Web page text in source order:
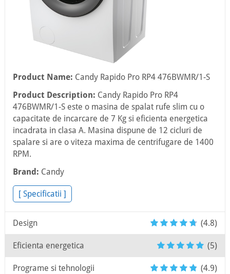
Product Name: Candy Rapido Pro RP4 476BWMR/1-S
Product Description: Candy Rapido Pro RP4
476BWMR/1-S este o masina de spalat rufe slim cu o
capacitate de incarcare de 7 Kg si eficienta energetica
incadrata in clasa A. Masina dispune de 12 cicluri de
spalare si are o viteza maxima de centrifugare de 1400
RPM.
Brand: Candy
[ Specificatii ]
Design (4.8)
Eficienta energetica (5)
Programe si tehnologii (4.9)